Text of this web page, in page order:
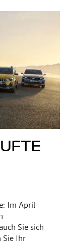
Im April
Sie sich
Sie Ihr